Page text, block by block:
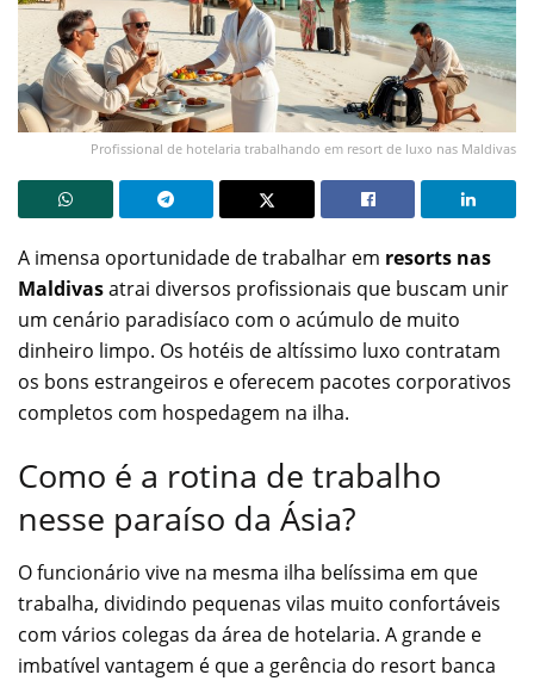
Profissional de hotelaria trabalhando em resort de luxo nas Maldivas
A imensa oportunidade de trabalhar em resorts nas
Maldivasatrai diversos profissionais que buscam unir
um cenário paradisíaco com o acúmulo de muito
dinheiro limpo. Os hotéis de altíssimo luxo contratam
os bons estrangeiros e oferecem pacotes corporativos
completos com hospedagem na ilha.
Como é a rotina de trabalho
nesse paraíso da Ásia?
O funcionário vive na mesma ilha belíssima em que
trabalha, dividindo pequenas vilas muito confortáveis
com vários colegas da área de hotelaria. A grande e
imbatível vantagem é que a gerência do resort banca